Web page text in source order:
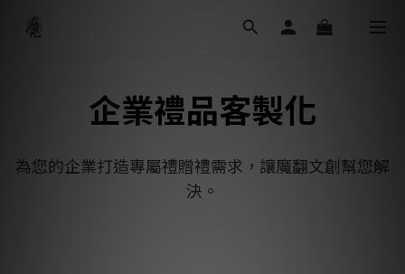
企業禮品客製化
為您的企業打造專屬禮贈禮需求，讓魔翻文創幫您解
決。